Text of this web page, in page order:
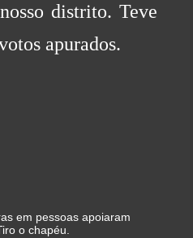
distrito. Teve
apurados.
em pessoas apoiaram
o chapéu.